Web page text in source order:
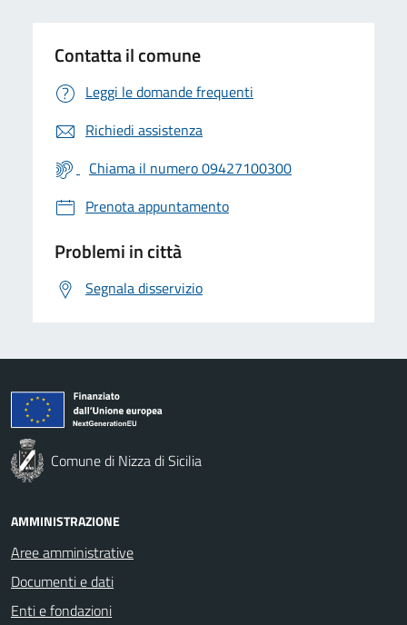
Contatta il comune
Leggi le domande frequenti
Richiedi assistenza
Chiama il numero 09427100300
Prenota appuntamento
Problemi in città
Segnala disservizio
Comune di Nizza di Sicilia
AMMINISTRAZIONE
Aree amministrative
Documenti e dati
Enti e fondazioni